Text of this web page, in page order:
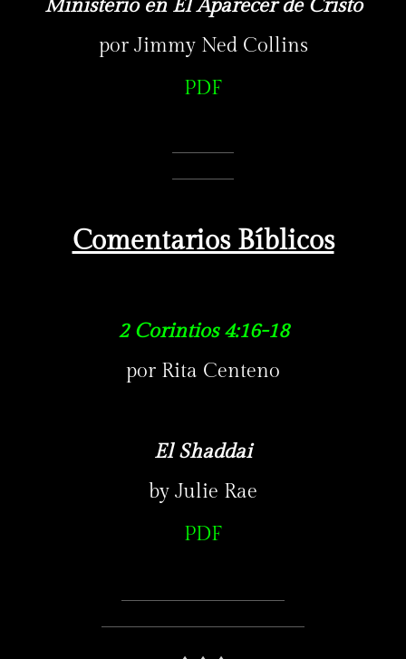
Ministerio en El Aparecer de Cristo
por Jimmy Ned Collins
PDF
Comentarios Bíblicos
2 Corintios 4:16-18
por Rita Centeno
El Shaddai
by Julie Rae
PDF